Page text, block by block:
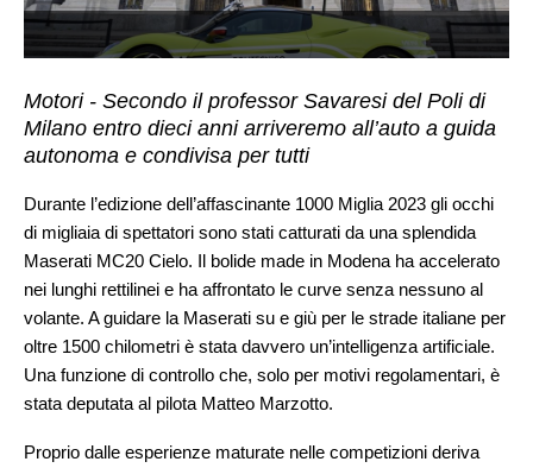
Motori - Secondo il professor Savaresi del Poli di
Milano entro dieci anni arriveremo all’auto a guida
autonoma e condivisa per tutti
Durante l’edizione dell’affascinante 1000 Miglia 2023 gli occhi
di migliaia di spettatori sono stati catturati da una splendida
Maserati MC20 Cielo. Il bolide made in Modena ha accelerato
nei lunghi rettilinei e ha affrontato le curve senza nessuno al
volante. A guidare la Maserati su e giù per le strade italiane per
oltre 1500 chilometri è stata davvero un’intelligenza artificiale.
Una funzione di controllo che, solo per motivi regolamentari, è
stata deputata al pilota Matteo Marzotto.
Proprio dalle esperienze maturate nelle competizioni deriva